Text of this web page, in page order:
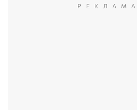
РЕКЛАМА